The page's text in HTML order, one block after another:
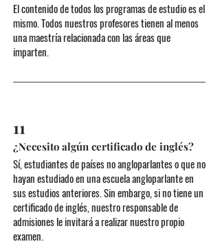
El contenido de todos los programas de estudio es el
mismo. Todos nuestros profesores tienen al menos
una maestría relacionada con las áreas que
imparten.
11
¿Necesito algún certificado de inglés?
Sí, estudiantes de países no angloparlantes o que no
hayan estudiado en una escuela angloparlante en
sus estudios anteriores. Sin embargo, si no tiene un
certificado de inglés, nuestro responsable de
admisiones le invitará a realizar nuestro propio
examen.